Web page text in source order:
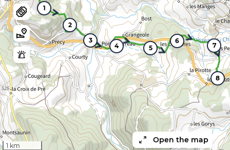
1
2
3
4 5
6
7
8
1 km
Open the map